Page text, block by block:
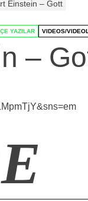
Einstein – Gott
YAZILAR VIDEOS/
–